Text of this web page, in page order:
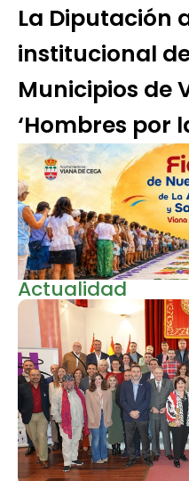
La Diputación
institucional
Municipios de
‘Hombres por
Actualidad